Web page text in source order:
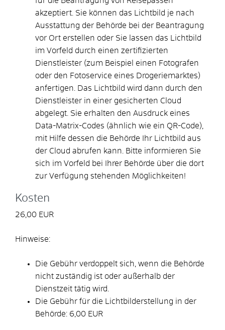
akzeptiert. Sie können das Lichtbild je nach
Ausstattung der Behörde bei der Beantragung
vor Ort erstellen oder Sie lassen das Lichtbild
im Vorfeld durch einen zertifizierten
Dienstleister (zum Beispiel einen Fotografen
oder den Fotoservice eines Drogeriemarktes)
anfertigen.
Das Lichtbild wird dann durch den
Dienstleister in einer gesicherten Cloud
abgelegt. Sie erhalten den Ausdruck eines
Data-Matrix-Codes (ähnlich wie ein QR-Code),
mit Hilfe dessen die Behörde Ihr Lichtbild aus
der Cloud abrufen kann.
Bitte informieren Sie
sich im Vorfeld bei Ihrer Behörde über die dort
zur Verfügung stehenden Möglichkeiten!
Kosten
26,00 EUR
Hinweise:
Die Gebühr verdoppelt sich, wenn die Behörde
nicht zuständig ist oder außerhalb der
Dienstzeit tätig wird.
Die Gebühr für die Lichtbilderstellung in der
Behörde: 6,00 EUR